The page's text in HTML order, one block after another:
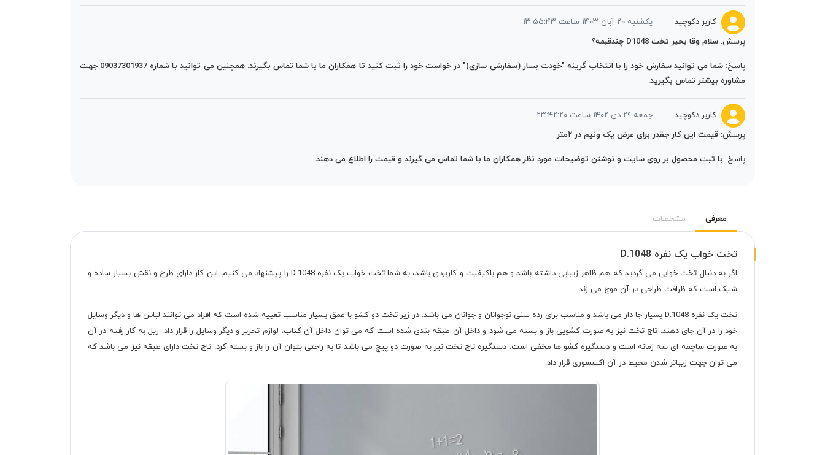
کاربر دکوچید
یکشنبه ۲۰ آبان ۱۴۰۳ ساعت ۱۳:۵۵:۴۳
پرسش: سلام وقا بخیر تخت D1048 چندقبمه؟
پاسخ:
شما می توانید سفارش خود را با انتخاب گزینه "خودت بساز (سفارشی سازی)" در خواست خود را ثبت کنید تا همکاران ما با شما تماس بگیرند. همچنین می توانید با شماره 09037301937 جهت
مشاوره بیشتر تماس بگیرید.
کاربر دکوچید
جمعه ۲۹ دی ۱۴۰۲ ساعت ۲۳:۴۲:۲۰
پرسش: قیمت این کار جقدر برای عرض یک ونیم در ۲متر
پاسخ: با ثبت محصول بر روی سایت و نوشتن توضیحات مورد نظر همکاران ما با شما تماس می گیرند و قیمت را اطلاع می دهند.
معرفی مشخصات
تخت خواب یک نفره D.1048
اگر به دنبال تخت خوابی می گردید که هم ظاهر زیبایی داشته باشد و هم باکیفیت و کاربردی باشد، به شما تخت خواب یک نفره D.1048 را پیشنهاد می کنیم. این کار دارای طرح و نقش بسیار ساده و
شیک است که ظرافت طراحی در آن موج می زند.
تخت یک نفره D.1048 بسیار جا دار می باشد و مناسب برای رده سنی نوجوانان و جوانان می باشد. در زیر تخت دو کشو با عمق بسیار مناسب تعبیه شده است که افراد می توانند لباس ها و دیگر وسایل
خود را در آن جای دهند. تاج تخت نیز به صورت کشویی باز و بسته می شود و داخل آن طبقه بندی شده است که می توان داخل آن کتاب، لوازم تحریر و دیگر وسایل را قرار داد. ریل به کار رفته در آن
به صورت ساچمه ای سه زمانه است و دستگیره کشو ها مخفی است. دستگیره تاج تخت نیز به صورت دو پیچ می باشد تا به راحتی بتوان آن را باز و بسته کرد. تاج تخت دارای طبقه نیز می باشد که
می توان جهت زیباتر شدن محیط در آن اکسسوری قرار داد.